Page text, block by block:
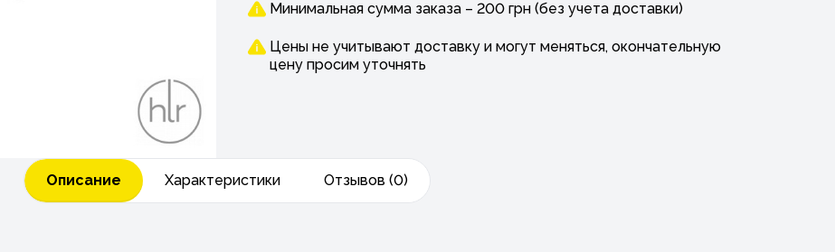
Минимальная сумма заказа – 200 грн (без учета доставки)
Цены не учитывают доставку и могут меняться, окончательную
цену просим уточнять
Описание Характеристики Отзывов (0)